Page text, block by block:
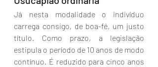
Já nesta modalidade o indivíduo
carrega consigo, de boa-fé, um justo
título. Como prazo, a legislação
estipula o período de 10 anos de modo
contínuo. É reduzido para cinco anos